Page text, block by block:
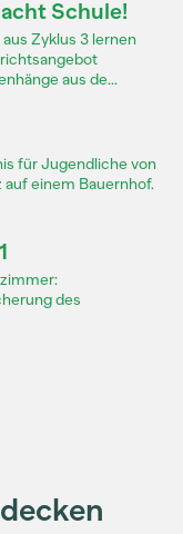
Schule!
Zyklus 3 lernen
aus de...
für Jugendliche von
auf einem Bauernhof.
des